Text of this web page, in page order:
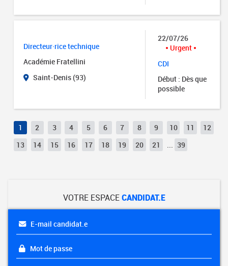
Directeur·rice technique
Académie Fratellini
Saint-Denis (93)
22/07/26
Urgent
CDI
Début : Dès que
possible
1 2 3 4 5 6 7 8 9 10 11
12
13
14 15 16 17 18 19 20 21 39
VOTRE ESPACECANDIDAT.E
E-mail candidat.e
Mot de passe